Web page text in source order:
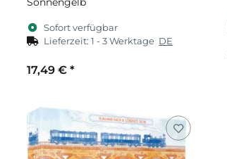
Sofort verfügbar
Lieferzeit:1 - 3 Werktage DE
17,49 € *